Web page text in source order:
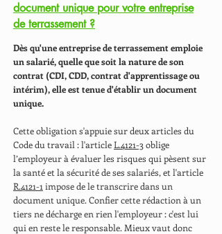
document unique pour votre entreprise
de terrassement ?
Dès qu'une entreprise de terrassement emploie
un salarié, quelle que soit la nature de son
contrat (CDI, CDD, contrat d'apprentissage ou
intérim), elle est tenue d'établir un document
unique.
Cette obligation s'appuie sur deux articles du
Code du travail : l'articleL.4121-3 oblige
l’employeur à évaluer les risques qui pèsent sur
la santé et la sécurité de ses salariés, et l'article
R.4121-1 impose de le transcrire dans un
document unique. Confier cette rédaction à un
tiers ne décharge en rien l'employeur : c'est lui
qui en reste le responsable. Mieux vaut donc